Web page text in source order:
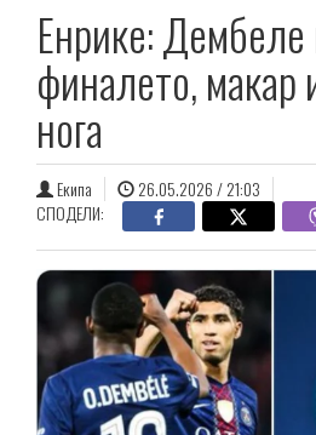
Енрике: Дембеле
финалето, макар
нога
Екипа
26.05.2026 / 21:03
СПОДЕЛИ: